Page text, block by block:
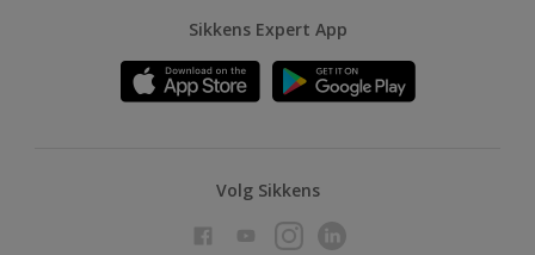
Sikkens Expert App
Volg Sikkens